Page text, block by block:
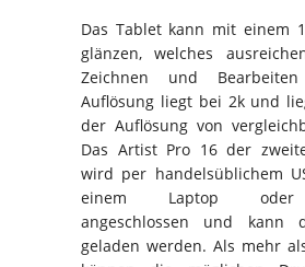
Das Tablet kann mit einem
glänzen, welches
Zeichnen und
Auflösung liegt bei 2k und
der Auflösung von
Das Artist Pro 16 der
wird per handelsüblichem
einem Laptop oder
angeschlossen und kann
geladen werden. Als mehr